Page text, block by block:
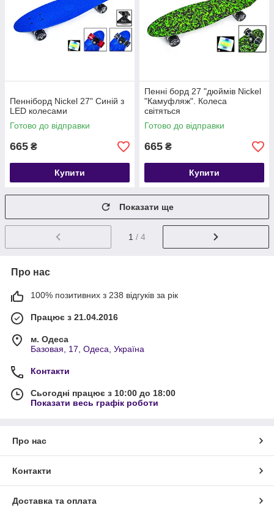
Пенніборд Nickel 27" Синій з
LED колесами
Готово до відправки
665 ₴
Купити
Пенні борд 27 "дюймів Nickel
"Камуфляж". Колеса
світяться
Готово до відправки
665 ₴
Купити
Показати ще
1 / 4
Про нас
100% позитивних з 238 відгуків за рік
Працює з 21.04.2016
м. Одеса
Базовая, 17, Одеса, Україна
Контакти
Сьогодні працює з 10:00 до 18:00
Показати весь графік роботи
Про нас
Контакти
Доставка та оплата